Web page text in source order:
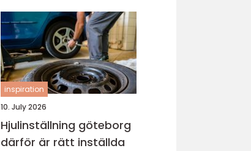
inspiration
10. July 2026
Hjulinställning göteborg
därför är rätt inställda